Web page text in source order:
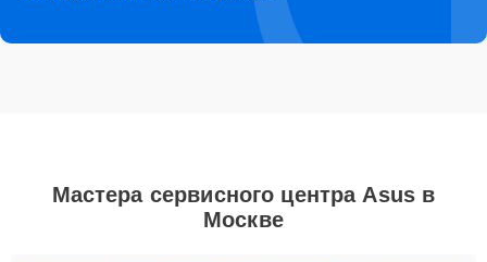
Мастера сервисного центра Asus в
Москве